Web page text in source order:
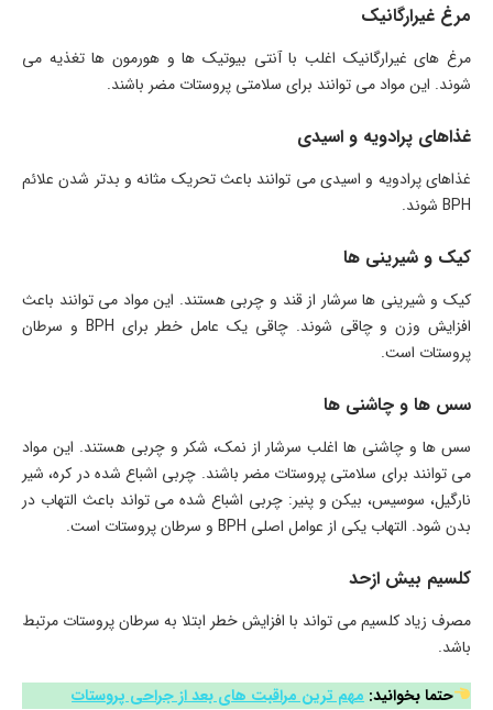
مرغ غیرارگانیک
مرغ های غیرارگانیک اغلب با آنتی بیوتیک ها و هورمون ها تغذیه می
شوند. این مواد می توانند برای سلامتی پروستات مضر باشند.
غذاهای پرادویه و اسیدی
غذاهای پرادویه و اسیدی می توانند باعث تحریک مثانه و بدتر شدن علائم
BPH شوند.
کیک و شیرینی ها
کیک و شیرینی ها سرشار از قند و چربی هستند. این مواد می توانند باعث
افزایش وزن و چاقی شوند. چاقی یک عامل خطر برای BPH و سرطان
پروستات است.
سس ها و چاشنی ها
سس ها و چاشنی ها اغلب سرشار از نمک، شکر و چربی هستند. این مواد
می توانند برای سلامتی پروستات مضر باشند. چربی اشباع شده در کره، شیر
نارگیل، سوسیس، بیکن و پنیر: چربی اشباع شده می تواند باعث التهاب در
بدن شود. التهاب یکی از عوامل اصلی BPH و سرطان پروستات است.
کلسیم بیش ازحد
مصرف زیاد کلسیم می تواند با افزایش خطر ابتلا به سرطان پروستات مرتبط
باشد.
حتما بخوانید: مهم ترین مراقبت های بعد از جراحی پروستات